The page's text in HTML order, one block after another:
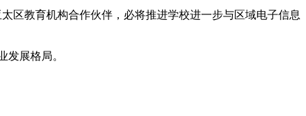
区教育机构合作伙伴，必将推进学校进一步与区域电子信息
发展格局。